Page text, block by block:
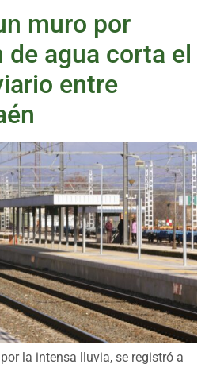
muro por
agua corta el
entre
la intensa lluvia, se registró a